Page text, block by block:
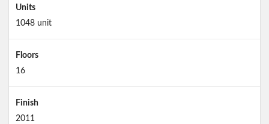
Units
1048 unit
Floors
16
Finish
2011